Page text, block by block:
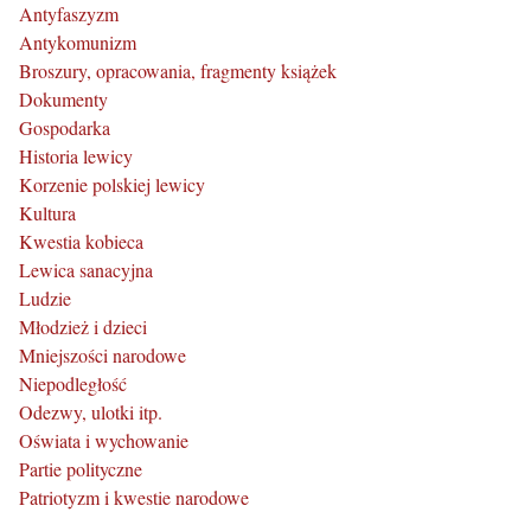
Antyfaszyzm
Antykomunizm
Broszury, opracowania, fragmenty książek
Dokumenty
Gospodarka
Historia lewicy
Korzenie polskiej lewicy
Kultura
Kwestia kobieca
Lewica sanacyjna
Ludzie
Młodzież i dzieci
Mniejszości narodowe
Niepodległość
Odezwy, ulotki itp.
Oświata i wychowanie
Partie polityczne
Patriotyzm i kwestie narodowe